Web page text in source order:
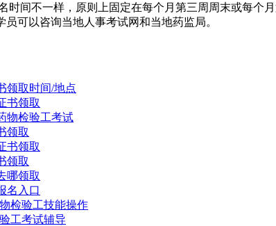
时间不一样，原则上固定在每个月第三周周末或每个
可以咨询当地人事考试网和当地药监局。
领取时间/地点
书领取
物检验工考试
领取
书领取
领取
哪领取
名入口
检验工技能操作
工考试辅导